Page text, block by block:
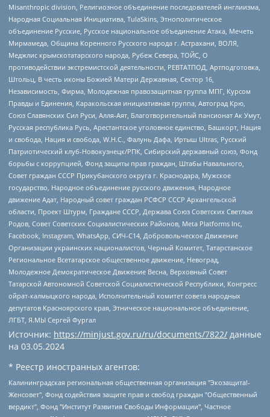
Misanthropic division, Религиозное объединение последователей инглиизма,
Народная Социальная Инициатива, TulaSkins, Этнополитическое
объединение Русские, Русское национальное объединение Атака, Мечеть
Мирмамеда, Община Коренного Русского народа г. Астрахани, ВОЛЯ,
Меджлис крымскотатарского народа, Рубеж Севера, ТОЙС, О
противодействии экстремистской деятельности, РЕВТАТПОД, Артподготовка,
Штольц, В честь иконы Божией Матери Державная, Сектор 16,
Независимость, Фирма, Молодежная правозащитная группа МПГ, Курсом
Правды и Единения, Каракольская инициативная группа, Автоград Крю,
Союз Славянских Сил Руси, Алля-Аят, Благотворительный пансионат Ак Умут,
Русская республика Русь, Арестантское уголовное единство, Башкорт, Нация
и свобода, Нация и свобода, W.H.С., Фалунь Дафа, Иртыш Ultras, Русский
Патриотический клуб-Новокузнецк/РПК, Сибирский державный союз, Фонд
борьбы с коррупцией, Фонд защиты прав граждан, Штабы Навального,
Совет граждан СССР Прикубанского округа г. Краснодара, Мужское
государство, Народное объединение русского движения, Народное
движение Адат, Народный совет граждан РСФСР СССР Архангельской
области, Проект Штурм, Граждане СССР, Держава Союз Советских Светлых
Родов, Совет Советских Социалистических Районов, Meta Platforms Inc,
Facebook, Instagram, WhatsApp, СИЧ-С14, Добровольческое Движение
Организации украинских националистов, Черный Комитет, Татарстанское
Региональное Всетатарское общественное движение, Невоград,
Молодежное Демократическое Движение Весна, Верховный Совет
Татарской Автономной Советской Социалистической Республики, Конгресс
ойрат-калмыцкого народа, Исполнительный комитет совета народных
депутатов Красноярского края, Этническое национальное объединение,
ЛГБТ, Я.МЫ Сергей Фургал
Источник: https://minjust.gov.ru/ru/documents/7822/ данные
на 03.05.2024
* Реестр иностранных агентов:
Калининградская региональная общественная организация "Экозащита!-Женсовет", Фонд содействия защите прав и свобод граждан "Общественный вердикт", Фонд "Институт Развития Свободы Информации", Частное учреждение "Информационное агентство МЕМО. РУ", Региональная общественная организация "Общественная комиссия по сохранению наследия академика Сахарова", Фонд поддержки свободы прессы, Санкт-Петербургская общественная правозащитная организация "Гражданский контроль", Межрегиональная общественная организация "Информационно-просветительский центр "Мемориал", Региональный Фонд "Центр Защиты Прав Средств Массовой Информации", с 05.12.2023 Фонд "Центр Защиты Прав Средств массовой информации", Региональная общественная благотворительная организация помощи беженцам и мигрантам "Гражданское содействие", Негосударственное образовательное учреждение дополнительного профессионального образования (повышение квалификации) специалистов "АКАДЕМИЯ ПО ПРАВАМ ЧЕЛОВЕКА", Свердловская региональная общественная организация "Сутяжник", Автономная некоммерческая организация "Центр независимых социологических исследований", Союз общественных объединений "Российский исследовательский центр по правам человека", Региональное общественное учреждение научно-информационный центр "МЕМОРИАЛ", Некоммерческая организация "Фонд защиты гласности", Автономная некоммерческая организация "Институт прав человека", Городская общественная организация "Екатеринбургское общество "МЕМОРИАЛ", Городская общественная организация "Рязанское историко-просветительское и правозащитное общество "Мемориал" (Рязанский Мемориал), Челябинский региональный орган общественной самодеятельности – женское общественное объединение "Женщины Евразии", Челябинский региональный орган общественной самодеятельности "Уральская правозащитная группа", Фонд содействия защите здоровья и социальной справедливости имени Андрея Рылькова, Автономная Некоммерческая Организация "Аналитический Центр Юрия Левады", Автономная некоммерческая организация социальной поддержки населения "Проект Апрель", Региональная общественная организация помощи женщинам и детям, находящимся в кризисной ситуации "Информационно-методический центр "Анна", Фонд содействия развитию массовых коммуникаций и правовому просвещению "Так-так-Так", Фонд содействия устойчивому развитию "Серебряная тайга", Свердловский региональный общественный фонд социальных проектов "Новое время", "Idel.Реалии", Кавказ.Реалии, Крым.Реалии, Телеканал Настоящее Время, Татаро-башкирская служба Радио Свобода (Azatliq Radiosi), Радио Свободная Европа/Радио Свобода (PCE/PC), "Сибирь.Реалии", "Фактограф", Благотворительный фонд помощи осужденным и их семьям, Автономная некоммерческая организация "Институт глобализации и социальных движений", Фонд "В защиту прав заключенных", Частное учреждение "Центр поддержки и содействия развитию средств массовой информации", Пензенский региональный общественный благотворительный фонд "Гражданский союз", "Север.Реалии", Некоммерческая организация Фонд "Правовая инициатива", Общество с ограниченной ответственностью "Радио Свободная Европа/Радио Свобода", Чешское информационное агентство "MEDIUM-ORIENT", Красноярская региональная общественная организация "Мы против СПИДа", Камалягин Денис Николаевич, Маркелов Сергей Евгеньевич, Пономарев Лев Александрович, Савицкая Людмила Алексеевна, Автономная некоммерческая организация "Центр по работе с проблемой насилия "НАСИЛИЮ.НЕТ", Межрегиональный профессиональный союз работников здравоохранения "Альянс врачей", Юридическое лицо, зарегистрированное в Латвийской Республике, SIA "Medusa Project" (регистрационный номер 40103797863, дата регистрации 10.06.2014), Некоммерческая организация "Фонд по борьбе с коррупцией", Автономная некоммерческая организация "Институт права и публичной политики", Баданин Роман Сергеевич, Гликин Максим Александрович, Железнова Мария Михайловна, Лукьянова Юлия Сергеевна, Маетная Елизавета Витальевна, Маняхин Петр Борисович, Чуракова Ольга Владимировна, Ярош Юлия Петровна, Юридическое лицо "The Insider SIA", зарегистрированное в Риге, Латвийская Республика (дата регистрации 26.06.2015), являющееся администратором доменного имени интернет-издания "The Insider SIA", https://theins.ru, Постернак Алексей Евгеньевич, Рубин Михаил Аркадьевич, Анин Роман Александрович, Юридическое лицо Istories fonds, зарегистрированное в Латвийской Республике (регистрационный номер 50008295751, дата регистрации 24.02.2020), Великовский Дмитрий Александрович, Долинина Ирина Николаевна, Мароховская Алеся Алексеевна, Шлейнов Роман Юрьевич, Шмагун Олеся Валентиновна, Общество с ограниченной ответственностью "Альтаир 2021", Общество с ограниченной ответственностью "Вега 2021", Общество с ограниченной ответственностью "Главный редактор 2021", Общество с ограниченной ответственностью "Ромашки монолит", Важенков Артем Валерьевич, Ивановская областная общественная организация "Центр гендерных исследований", Гурман Юрий Альбертович, Медиапроект "ОВД-Инфо", Егоров Владимир Владимирович, Жилинский Владимир Александрович, Общество с ограниченной ответственностью "ЗП", Иванова София Юрьевна, Карезина Инна Павловна, Кильтау Екатерина Викторовна, Петров Алексей Викторович, Пискунов Сергей Евгеньевич, Смирнов Сергей Сергеевич, Тихонов Михаил Сергеевич, Общество с ограниченной ответственностью "ЖУРНАЛИСТ-ИНОСТРАННЫЙ АГЕНТ", Арапова Галина Юрьевна, Вольтская Татьяна Анатольевна, Американская компания "Mason G.E.S. Anonymous Foundation" (США), являющаяся владельцем интернет-издания https://mnews.world/, Компания "Stichting Bellingcat", зарегистрированная в Нидерландах (дата регистрации 11.07.2018), Захаров Андрей Вячеславович, Клепиковская Екатерина Дмитриевна, Общество с ограниченной ответственностью "МЕМО", Перл Роман Александрович, Симонов Евгений Алексеевич, Соловьева Елена Анатольевна, Сотников Даниил Владимирович, Сурначева Елизавета Дмитриевна, Автономная некоммерческая организация по защите прав человека и информированию населения "Якутия – Наше Мнение", Общество с ограниченной ответственностью "Москоу диджитал медиа", с 26.01.2023 Общество с ограниченной ответственностью "Чайка Белые сады", Ветошкина Валерия Валерьевна, Заговора Максим Александрович, Межрегиональное общественное движение "Российская ЛГБТ - сеть", Оленичев Максим Владимирович, Павлов Иван Юрьевич, Скворцова Елена Сергеевна, Общество с ограниченной ответственностью "Как бы инагент", Кочетков Игорь Викторович, Общество с ограниченной ответственностью "Честные выборы", Еланчик Олег Александрович, Общество с ограниченной ответственностью "Нобелевский призыв", Гималова Регина Эмилевна, Григорьев Андрей Валерьевич, Григорьева Алина Александровна, Ассоциация по содействию защите прав призывников, альтернативнослужащих и военнослужащих "Правозащитная группа "Гражданин.Армия.Право", Хисамова Регина Фаритовна, Автономная некоммерческая организация по реализации социально-правовых программ "Лилит", Дальневосточное общественное движение "Маяк", Санкт-Петербургская ЛГБТ-инициативная группа "Выход", Инициативная группа ЛГБТ+ "Реверс", Алексеев Андрей Викторович, Бекбулатова Таисия Львовна, Беляев Иван Михайлович, Владыкина Елена Сергеевна, Гельман Марат Александрович, Никульшина Вероника Юрьевна, Толоконникова Надежда Андреевна, Шендерович Виктор Анатольевич, Общество с ограниченной ответственностью "Данное сообщение", Общество с ограниченной ответственностью Издательский дом "Новая глава", Айнбиндер Александра Александровна, Московский комьюнити-центр для ЛГБТ+инициатив, Благотворительный фонд развития филантропии, Deutsche Welle (Германия, Kurt-Schumacher-Strasse 3, 53113 Bonn), Борзунова Мария Михайловна, Воробьев Виктор Викторович, Голубева Анна Львовна, Константинова Алла Михайловна, Малкова Ирина Владимировна, Мурадов Мурад Абдулгалимович, Осетинская Елизавета Николаевна, Понасенков Евгений Николаевич, Ганапольский Матвей Юрьевич, Киселев Евгений Алексеевич, Борухович Ирина Григорьевна, Дремин Иван Тимофеевич, Дубровский Дмитрий Викторович, Красноярская региональная общественная организация поддержки и развития альтернативных образовательных технологий и межкультурных коммуникаций "ИНТЕРРА", Маяковская Екатерина Алексеевна, Фейгин Марк Захарович, Филимонов Андрей Викторович, Дзугкоева Регина Николаевна, Доброхотов Роман Александрович, Дудь Юрий Александрович, Елкин Сергей Владимирович, Кругликов Кирилл Игоревич, Сабунаева Мария Леонидовна, Семенов Алексей Владимирович, Шаинян Карен Багратович, Шульман Екатерина Михайловна, Асафьев Артур Валерьевич, Вахштайн Виктор Семенович, Венедиктов Алексей Алексеевич, Лушникова Екатерина Евгеньевна, Волков Леонид Михайлович, Невзоров Александр Глебович, Пархоменко Сергей Борисович, Сироткин Ярослав Николаевич, Кара-Мурза Владимир Владимирович, Баранова Наталья Владимировна, Гозман Леонид Яковлевич, Кагарлицкий Борис Юльевич, Климарев Михаил Валерьевич, Милов Владимир Станиславович, Автономная некоммерческая организация Краснодарский центр современного искусства "Типография", Моргенштерн Алишер Тагирович, Соболь Любовь Эдуардовна, Общество с ограниченной ответственностью "ЛИЗА НОРМ", Каспаров Гарри Кимович, Ходорковский Михаил Борисович, Общество с ограниченной ответственностью "Апрельские тезисы", Данилович Ирина Брониславовна, Кашин Олег Владимирович, Петров Николай Владимирович, Пивоваров Алексей Владимирович, Соколов Михаил Владимирович, Цветкова Юлия Владимировна, Чичваркин Евгений Александрович, Комитет против пыток/Команда против пыток, Общество с ограниченной ответственностью "Первый научный", Общество с ограниченной ответственностью "Вертолет и ко", Белоцерковская Вероника Борисовна, Кац Максим Евгеньевич, Лазарева Татьяна Юрьевна, Шаведдинов Руслан Табризович, Яшин Илья Валерьевич, Общество с ограниченной ответственностью "Иноагент ААВ", Алешковский Дмитрий Петрович, Альбац Евгения Марковна, Быков Дмитрий Львович, Галямина Юлия Евгеньевна, Лойко Сергей Леонидович, Мартынов Кирилл Константинович, Медведев Сергей Александрович, Крашенинников Федор Геннадиевич, Гордеева Катерина Вл